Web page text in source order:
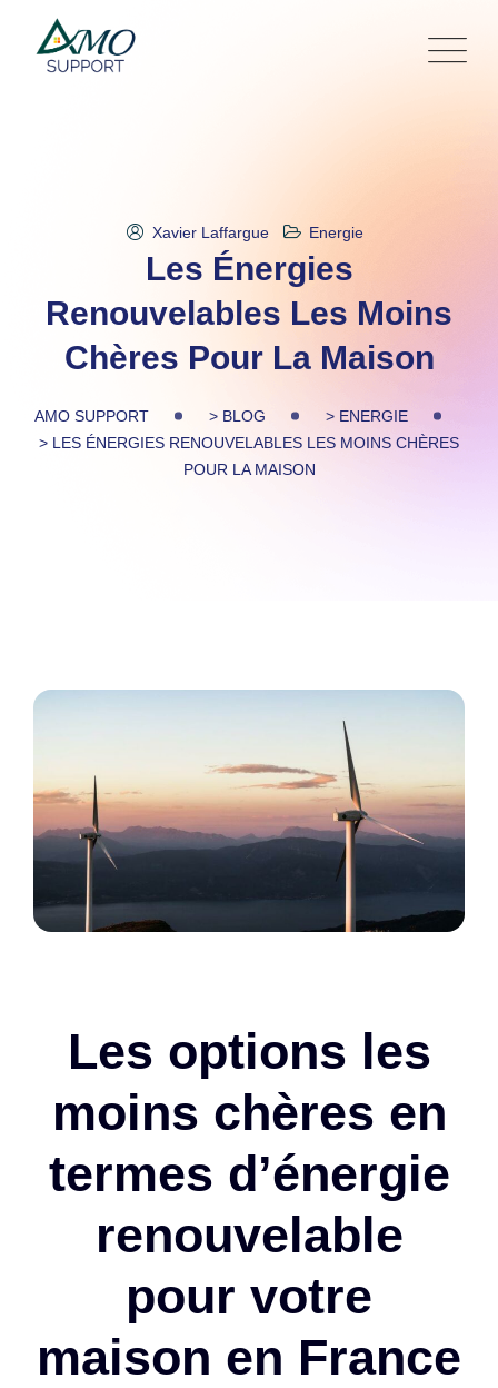
content
Xavier Laffargue Energie
Les Énergies
Renouvelables Les Moins
Chères Pour La Maison
AMO SUPPORT > BLOG > ENERGIE
> LES ÉNERGIES RENOUVELABLES LES MOINS CHÈRES
POUR LA MAISON
Les options les
moins chères en
termes d’énergie
renouvelable
pour votre
maison en France